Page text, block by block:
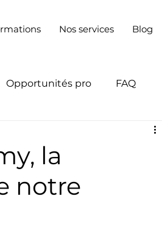
Nos services Blog
Opportunités pro FAQ
la
notre